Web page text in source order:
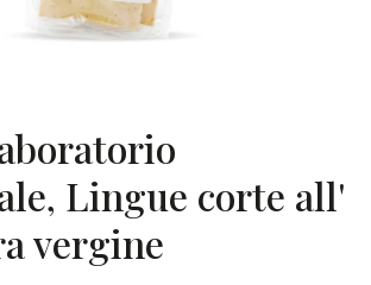
Lingue corte all'
vergine